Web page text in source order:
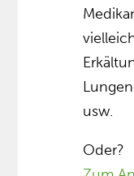
usw.
Oder?